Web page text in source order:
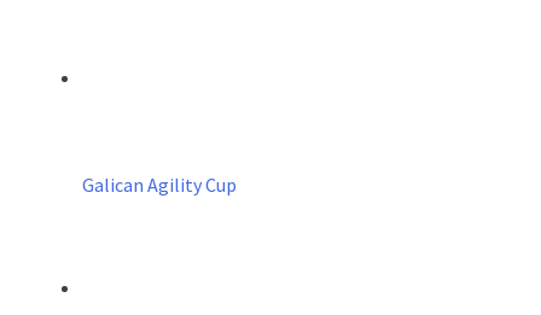
Galican Agility Cup